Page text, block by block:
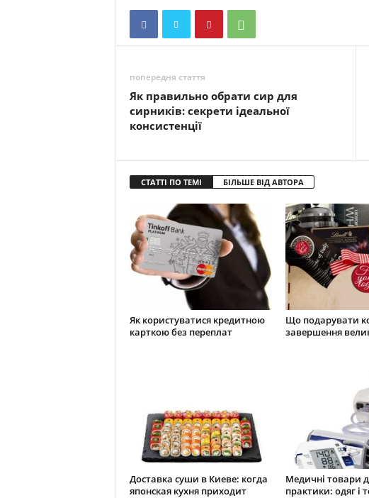
попередня стаття
Як правильно обрати сир для
сирників: секрети ідеальної
консистенції
СТАТТІ ПО ТЕМІ БІЛЬШЕ ВІД АВТОРА
Як користуватися кредитною
карткою без переплат
Що подарувати
завершення
Доставка суши в Киеве: когда
японская кухня приходит
Медичні товари
практики: одяг і